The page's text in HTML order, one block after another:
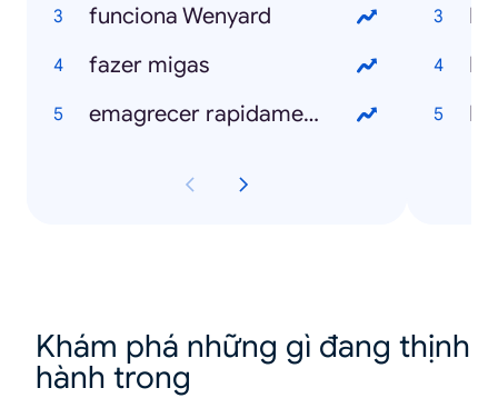
funciona Wenyard
fazer migas
emagrecer rapidamente
Khám phá những gì đang thịnh
hành trong